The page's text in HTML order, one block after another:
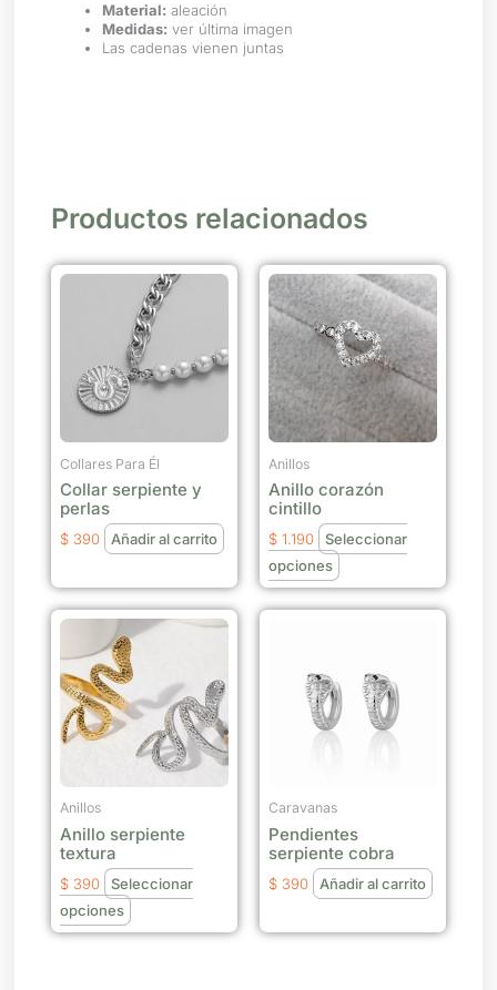
Material: aleación
Medidas: ver última imagen
Las cadenas vienen juntas
Productos relacionados
Collares Para Él
Collar serpiente y
perlas
$ 390 Añadir al carrito
Anillos
Anillo corazón
cintillo
$ 1.190
Seleccionar
opciones
Este
producto
tiene
múltiples
variantes.
Las
opciones
pueden
en
página
Anillos
Anillo serpiente
textura
$ 390
Seleccionar
opciones
Este
producto
tiene
múltiples
variantes.
Las
pueden
en
página
Caravanas
Pendientes
serpiente cobra
$ 390 Añadir al carrito